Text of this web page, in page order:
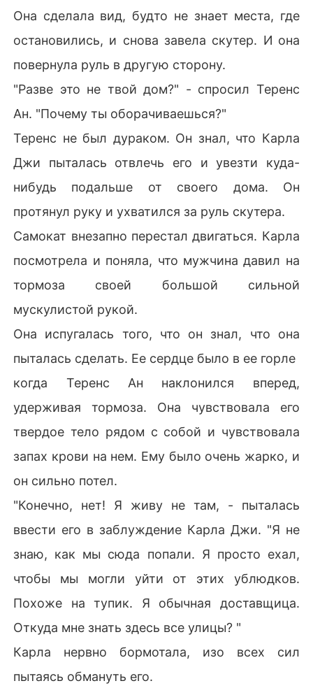
Она сделала вид, будто не знает места, где
остановились, и снова завела скутер. И она
повернула руль в другую сторону.
"Разве это не твой дом?" - спросил Теренс
Ан. "Почему ты оборачиваешься?"
Теренс не был дураком. Он знал, что Карла
Джи пыталась отвлечь его и увезти куда-
нибудь подальше от своего дома. Он
протянул руку и ухватился за руль скутера.
Самокат внезапно перестал двигаться. Карла
посмотрела и поняла, что мужчина давил на
тормоза своей большой сильной
мускулистой рукой.
Она испугалась того, что он знал, что она
пыталась сделать. Ее сердце было в ее горле
когда Теренс Ан наклонился вперед,
удерживая тормоза. Она чувствовала его
твердое тело рядом с собой и чувствовала
запах крови на нем. Ему было очень жарко, и
он сильно потел.
"Конечно, нет! Я живу не там, - пыталась
ввести его в заблуждение Карла Джи. "Я не
знаю, как мы сюда попали. Я просто ехал,
чтобы мы могли уйти от этих ублюдков.
Похоже на тупик. Я обычная доставщица.
Откуда мне знать здесь все улицы? "
Карла нервно бормотала, изо всех сил
пытаясь обмануть его.